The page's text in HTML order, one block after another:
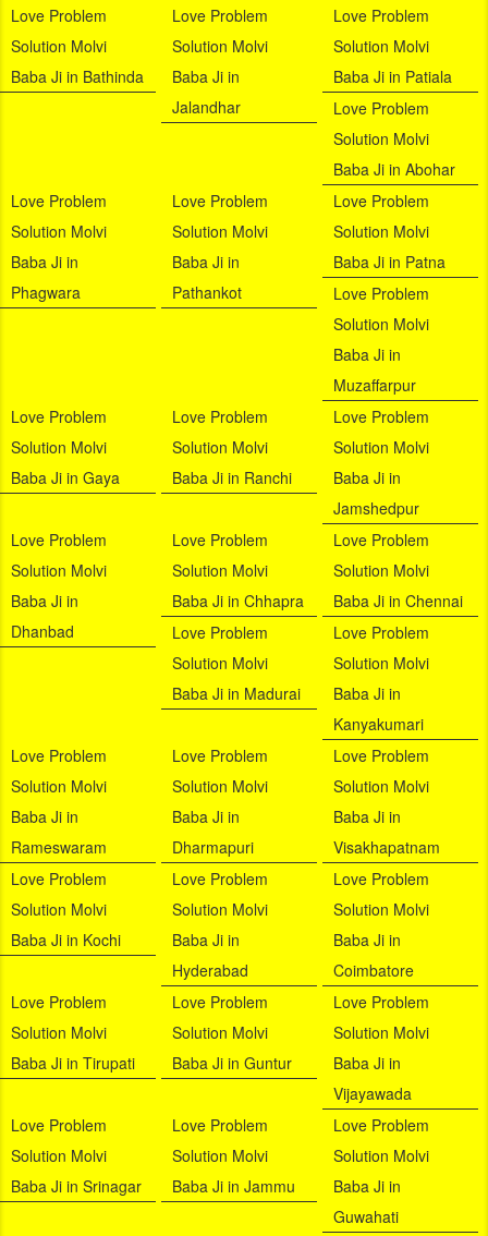
Love Problem
Solution Molvi
Baba Ji in Bathinda
Love Problem
Solution Molvi
Baba Ji in
Jalandhar
Love Problem
Solution Molvi
Baba Ji in Patiala
Love Problem
Solution Molvi
Baba Ji in Abohar
Love Problem
Solution Molvi
Baba Ji in
Phagwara
Love Problem
Solution Molvi
Baba Ji in
Pathankot
Love Problem
Solution Molvi
Baba Ji in Patna
Love Problem
Solution Molvi
Baba Ji in
Muzaffarpur
Love Problem
Solution Molvi
Baba Ji in Gaya
Love Problem
Solution Molvi
Baba Ji in Ranchi
Love Problem
Solution Molvi
Baba Ji in
Jamshedpur
Love Problem
Solution Molvi
Baba Ji in
Dhanbad
Love Problem
Solution Molvi
Baba Ji in Chhapra
Love Problem
Solution Molvi
Baba Ji in Chennai
Love Problem
Solution Molvi
Baba Ji in Madurai
Love Problem
Solution Molvi
Baba Ji in
Kanyakumari
Love Problem
Solution Molvi
Baba Ji in
Rameswaram
Love Problem
Solution Molvi
Baba Ji in
Dharmapuri
Love Problem
Solution Molvi
Baba Ji in
Visakhapatnam
Love Problem
Solution Molvi
Baba Ji in Kochi
Love Problem
Solution Molvi
Baba Ji in
Hyderabad
Love Problem
Solution Molvi
Baba Ji in
Coimbatore
Love Problem
Solution Molvi
Baba Ji in Tirupati
Love Problem
Solution Molvi
Baba Ji in Guntur
Love Problem
Solution Molvi
Baba Ji in
Vijayawada
Love Problem
Solution Molvi
Baba Ji in Srinagar
Love Problem
Solution Molvi
Baba Ji in Jammu
Love Problem
Solution Molvi
Baba Ji in
Guwahati